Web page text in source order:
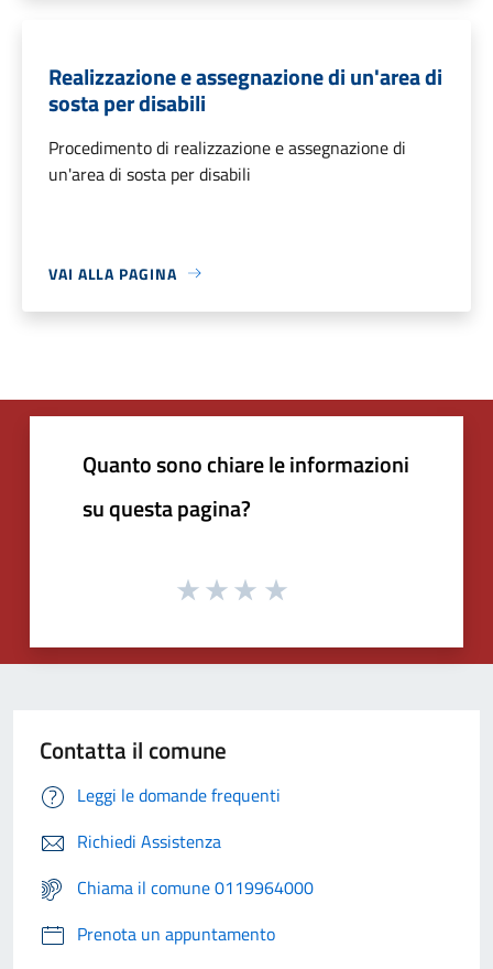
Realizzazione e assegnazione di un'area di
sosta per disabili
Procedimento di realizzazione e assegnazione di
un'area di sosta per disabili
VAI ALLA PAGINA
Quanto sono chiare le informazioni
su questa pagina?
Contatta il comune
Leggi le domande frequenti
Richiedi Assistenza
Chiama il comune 0119964000
Prenota un appuntamento